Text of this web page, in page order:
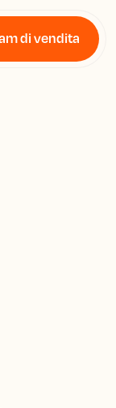
di vendita